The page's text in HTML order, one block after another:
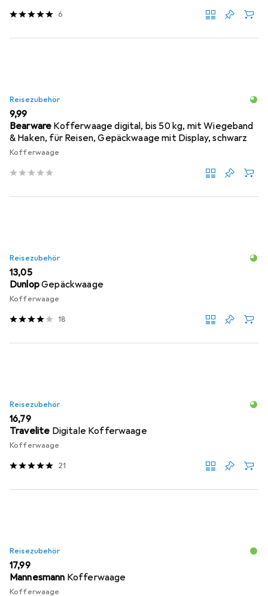
6
Reisezubehör
EUR
9,99
Bearware Kofferwaage digital, bis 50 kg, mit Wiegeband
& Haken, für Reisen, Gepäckwaage mit Display, schwarz
Kofferwaage
Reisezubehör
EUR
13,05
DunlopGepäckwaage
Kofferwaage
18
Reisezubehör
EUR
16,79
Travelite Digitale Kofferwaage
Kofferwaage
21
Reisezubehör
EUR
17,99
Mannesmann Kofferwaage
Kofferwaage